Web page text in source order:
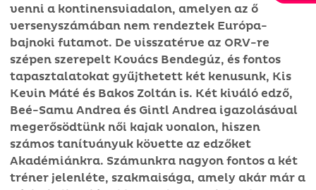
venni a kontinensviadalon, amelyen az ő
versenyszámában nem rendeztek Európa-
bajnoki futamot. De visszatérve az ORV-re
szépen szerepelt Kovács Bendegúz, és fontos
tapasztalatokat gyűjthetett két kenusunk, Kis
Kevin Máté és Bakos Zoltán is. Két kiváló edző,
Beé-Samu Andrea és Gintl Andrea igazolásával
megerősödtünk női kajak vonalon, hiszen
számos tanítványuk követte az edzőket
Akadémiánkra. Számunkra nagyon fontos a két
tréner jelenléte, szakmaisága, amely akár már a